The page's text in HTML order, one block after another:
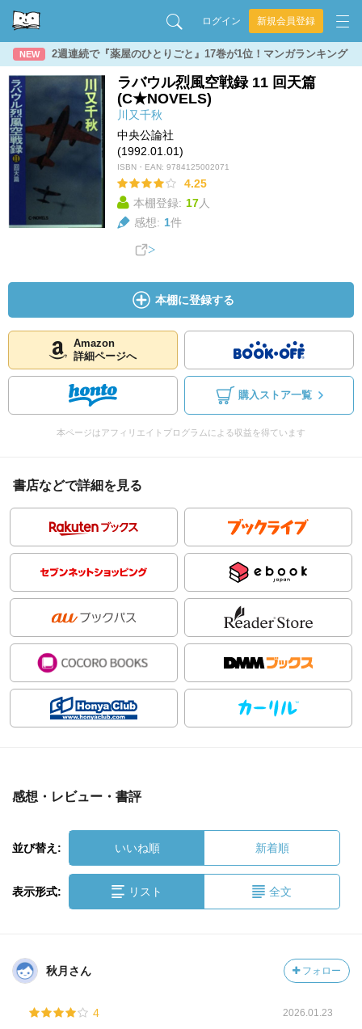
ログイン 新規会員登録
NEW 2週連続で『薬屋のひとりごと』17巻が1位！マンガランキング
ラバウル烈風空戦録 11 回天篇
(C★NOVELS)
川又千秋
中央公論社
(1992.01.01)
ISBN・EAN: 9784125002071
4.25
本棚登録: 17人
感想: 1件
本棚に登録する
Amazon
詳細ページへ
購入ストア一覧
本ページはアフィリエイトプログラムによる収益を得ています
書店などで詳細を見る
感想・レビュー・書評
並び替え: いいね順 新着順
表示形式: リスト 全文
秋月さん フォロー
4 2026.01.23